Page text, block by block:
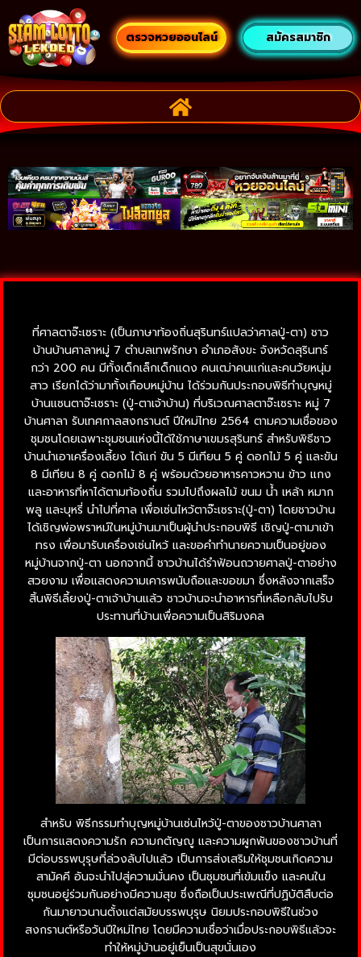
ตรวจหวยออนไลน์ สมัครสมาชิก
ที่ศาลตาจ๊ะเซราะ (เป็นภาษาท้องถิ่นสุรินทร์แปลว่าศาลปู่-ตา) ชาว
บ้านบ้านศาลาหมู่ 7 ตำบลเทพรักษา อำเภอสังขะ จังหวัดสุรินทร์
กว่า 200 คน มีทั้งเด็กเล็กเด็กแดง คนเฒ่าคนแก่และคนวัยหนุ่ม
สาว เรียกได้ว่ามาทั้งเกือบหมู่บ้าน ได้ร่วมกันประกอบพิธีทำบุญหมู่
บ้านแซนตาจ๊ะเซราะ (ปู่-ตาเจ้าบ้าน) ที่บริเวณศาลตาจ๊ะเซราะ หมู่ 7
บ้านศาลา รับเทศกาลสงกรานต์ ปีใหม่ไทย 2564 ตามความเชื่อของ
ชุมชนโดยเฉพาะชุมชนแห่งนี้ได้ใช้ภาษาเขมรสุรินทร์ สำหรับพิธีชาว
บ้านนำเอาเครื่องเลี้ยง ได้แก่ ขัน 5 มีเทียน 5 คู่ ดอกไม้ 5 คู่ และขัน
8 มีเทียน 8 คู่ ดอกไม้ 8 คู่ พร้อมด้วยอาหารคาวหวาน ข้าว แกง
และอาหารที่หาได้ตามท้องถิ่น รวมไปถึงผลไม้ ขนม น้ำ เหล้า หมาก
พลู และบุหรี่ นำไปที่ศาล เพื่อเซ่นไหว้ตาจ๊ะเซราะ(ปู่-ตา) โดยชาวบ้าน
ได้เชิญพ่อพราหม์ในหมู่บ้านมาเป็นผู้นำประกอบพิธี เชิญปู่-ตามาเข้า
ทรง เพื่อมารับเครื่องเซ่นไหว้ และขอคำทำนายความเป็นอยู่ของ
หมู่บ้านจากปู่-ตา นอกจากนี้ ชาวบ้านได้รำฟ้อนถวายศาลปู่-ตาอย่าง
สวยงาม เพื่อแสดงความเคารพนับถือและขอขมา ซึ่งหลังจากเสร็จ
สิ้นพิธีเลี้ยงปู่-ตาเจ้าบ้านแล้ว ชาวบ้านจะนำอาหารที่เหลือกลับไปรับ
ประทานที่บ้านเพื่อความเป็นสิริมงคล
สำหรับ พิธีกรรมทำบุญหมู่บ้านเซ่นไหว้ปู่-ตาของชาวบ้านศาลา
เป็นการแสดงความรัก ความกตัญญู และความผูกพันของชาวบ้านที่
มีต่อบรรพบุรุษที่ล่วงลับไปแล้ว เป็นการส่งเสริมให้ชุมชนเกิดความ
สามัคคี อันจะนำไปสู่ความมั่นคง เป็นชุมชนที่เข้มแข็ง และคนใน
ชุมชนอยู่ร่วมกันอย่างมีความสุข ซึ่งถือเป็นประเพณีที่ปฏิบัติสืบต่อ
กันมายาวนานตั้งแต่สมัยบรรพบุรุษ นิยมประกอบพิธีในช่วง
สงกรานต์หรือวันปีใหม่ไทย โดยมีความเชื่อว่าเมื่อประกอบพิธีแล้วจะ
ทำให้หมู่บ้านอยู่เย็นเป็นสุขนั่นเอง